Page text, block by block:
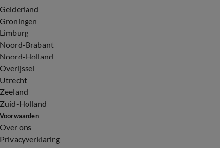
Gelderland
Groningen
Limburg
Noord-Brabant
Noord-Holland
Overijssel
Utrecht
Zeeland
Zuid-Holland
Voorwaarden
Over ons
Privacyverklaring